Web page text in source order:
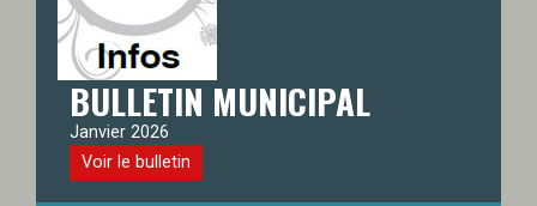
BULLETIN MUNICIPAL
Janvier 2026
Voir le bulletin